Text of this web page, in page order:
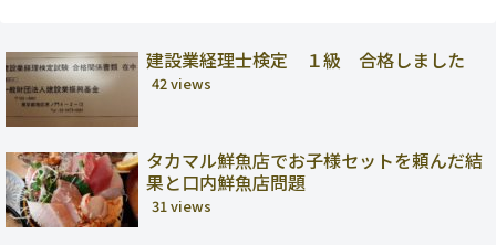
建設業経理士検定 １級 合格しました
42 views
タカマル鮮魚店でお子様セットを頼んだ結
果と口内鮮魚店問題
31 views